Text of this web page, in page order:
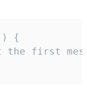
{
the first